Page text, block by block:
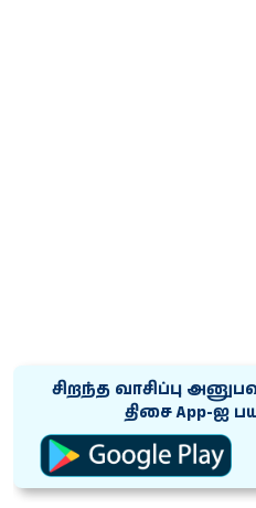
சிறந்த வாசிப்பு
திசை App-ஐ